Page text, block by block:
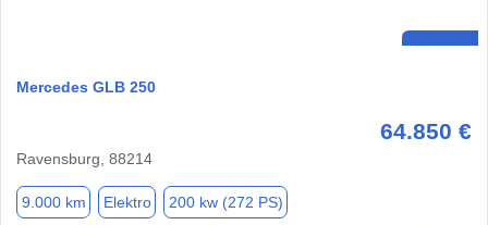
Mercedes GLB 250
64.850 €
Ravensburg, 88214
9.000 km Elektro 200 kw (272 PS)